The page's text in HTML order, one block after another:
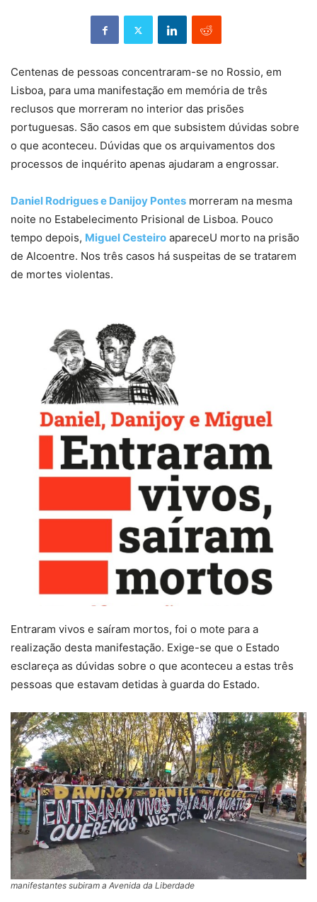
Centenas de pessoas concentraram-se no Rossio, em
Lisboa, para uma manifestação em memória de três
reclusos que morreram no interior das prisões
portuguesas. São casos em que subsistem dúvidas sobre
o que aconteceu. Dúvidas que os arquivamentos dos
processos de inquérito apenas ajudaram a engrossar.
Daniel Rodrigues e Danijoy Pontes morreram na mesma
noite no Estabelecimento Prisional de Lisboa. Pouco
tempo depois, Miguel Cesteiro apareceU morto na prisão
de Alcoentre. Nos três casos há suspeitas de se tratarem
de mortes violentas.
Entraram vivos e saíram mortos, foi o mote para a
realização desta manifestação. Exige-se que o Estado
esclareça as dúvidas sobre o que aconteceu a estas três
pessoas que estavam detidas à guarda do Estado.
manifestantes subiram a Avenida da Liberdade